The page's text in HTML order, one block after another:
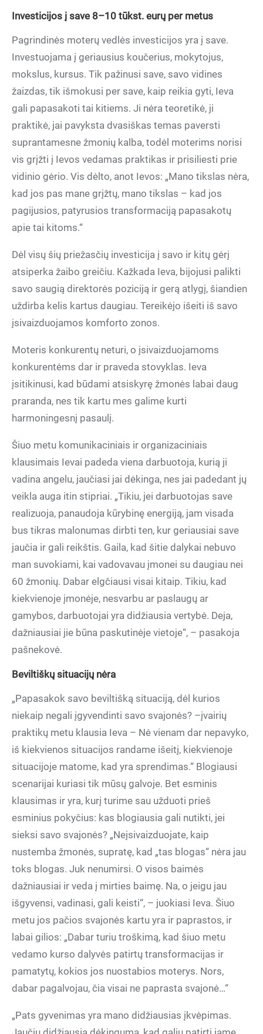
Investicijos į save 8–10 tūkst. eurų per metus
Pagrindinės moterų vedlės investicijos yra į save.
Investuojama į geriausius koučerius, mokytojus,
mokslus, kursus. Tik pažinusi save, savo vidines
žaizdas, tik išmokusi per save, kaip reikia gyti, Ieva
gali papasakoti tai kitiems. Ji nėra teoretikė, ji
praktikė, jai pavyksta dvasiškas temas paversti
suprantamesne žmonių kalba, todėl moterims norisi
vis grįžti į Ievos vedamas praktikas ir prisiliesti prie
vidinio gėrio. Vis dėlto, anot Ievos: „Mano tikslas nėra,
kad jos pas mane grįžtų, mano tikslas – kad jos
pagijusios, patyrusios transformaciją papasakotų
apie tai kitoms.“
Dėl visų šių priežasčių investicija į savo ir kitų gėrį
atsiperka žaibo greičiu. Kažkada Ieva, bijojusi palikti
savo saugią direktorės poziciją ir gerą atlygį, šiandien
uždirba kelis kartus daugiau. Tereikėjo išeiti iš savo
įsivaizduojamos komforto zonos.
Moteris konkurentų neturi, o įsivaizduojamoms
konkurentėms dar ir praveda stovyklas. Ieva
įsitikinusi, kad būdami atsiskyrę žmonės labai daug
praranda, nes tik kartu mes galime kurti
harmoningesnį pasaulį.
Šiuo metu komunikaciniais ir organizaciniais
klausimais Ievai padeda viena darbuotoja, kurią ji
vadina angelu, jaučiasi jai dėkinga, nes jai padedant jų
veikla auga itin stipriai. „Tikiu, jei darbuotojas save
realizuoja, panaudoja kūrybinę energiją, jam visada
bus tikras malonumas dirbti ten, kur geriausiai save
jaučia ir gali reikštis. Gaila, kad šitie dalykai nebuvo
man suvokiami, kai vadovavau įmonei su daugiau nei
60 žmonių. Dabar elgčiausi visai kitaip. Tikiu, kad
kiekvienoje įmonėje, nesvarbu ar paslaugų ar
gamybos, darbuotojai yra didžiausia vertybė. Deja,
dažniausiai jie būna paskutinėje vietoje“, – pasakoja
pašnekovė.
Beviltiškų situacijų nėra
„Papasakok savo beviltišką situaciją, dėl kurios
niekaip negali įgyvendinti savo svajonės? –įvairių
praktikų metu klausia Ieva – Nė vienam dar nepavyko,
iš kiekvienos situacijos randame išeitį, kiekvienoje
situacijoje matome, kad yra sprendimas.“ Blogiausi
scenarijai kuriasi tik mūsų galvoje. Bet esminis
klausimas ir yra, kurį turime sau užduoti prieš
esminius pokyčius: kas blogiausia gali nutikti, jei
sieksi savo svajonės? „Neįsivaizduojate, kaip
nustemba žmonės, supratę, kad „tas blogas“ nėra jau
toks blogas. Juk nenumirsi. O visos baimės
dažniausiai ir veda į mirties baimę. Na, o jeigu jau
išgyvensi, vadinasi, gali keisti“, – juokiasi Ieva. Šiuo
metu jos pačios svajonės kartu yra ir paprastos, ir
labai gilios: „Dabar turiu troškimą, kad šiuo metu
vedamo kurso dalyvės patirtų transformacijas ir
pamatytų, kokios jos nuostabios moterys. Nors,
dabar pagalvojau, čia visai ne paprasta svajonė…“
„Pats gyvenimas yra mano didžiausias įkvėpimas.